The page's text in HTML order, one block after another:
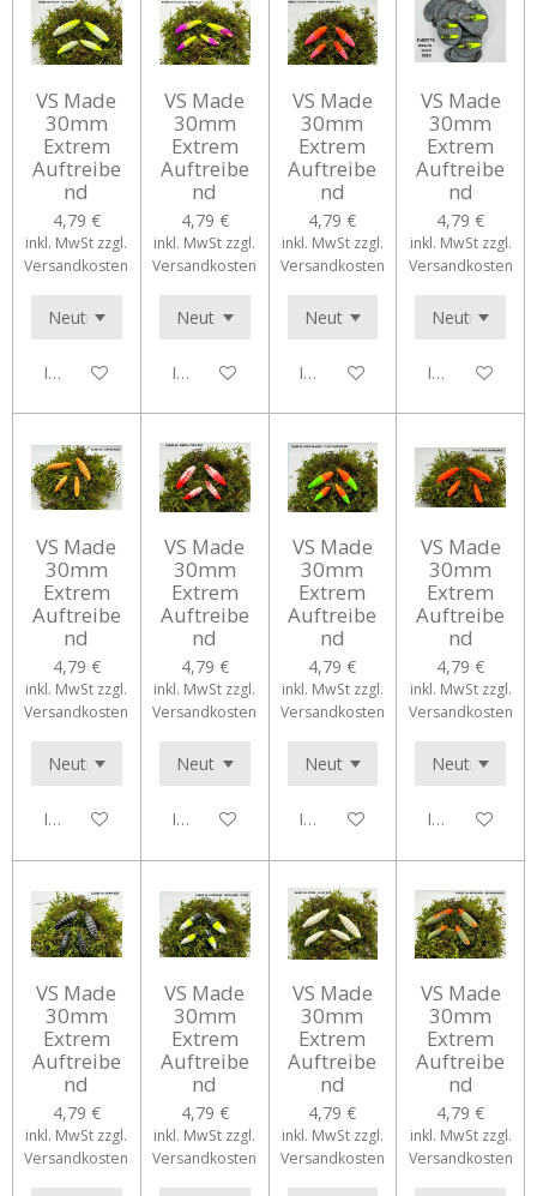
VS Made
30mm
Extrem
Auftreibe
nd
4,79 €
inkl. MwSt zzgl.
Versandkosten
In den Warenkorb
VS Made
30mm
Extrem
Auftreibe
nd
4,79 €
inkl. MwSt zzgl.
Versandkosten
In den Warenkorb
VS Made
30mm
Extrem
Auftreibe
nd
4,79 €
inkl. MwSt zzgl.
Versandkosten
In den Warenkorb
VS Made
30mm
Extrem
Auftreibe
nd
4,79 €
inkl. MwSt zzgl.
Versandkosten
In den
VS Made
30mm
Extrem
Auftreibe
nd
4,79 €
inkl. MwSt zzgl.
Versandkosten
In den Warenkorb
VS Made
30mm
Extrem
Auftreibe
nd
4,79 €
inkl. MwSt zzgl.
Versandkosten
In den Warenkorb
VS Made
30mm
Extrem
Auftreibe
nd
4,79 €
inkl. MwSt zzgl.
Versandkosten
In den Warenkorb
VS Made
30mm
Extrem
Auftreibe
nd
4,79 €
inkl. MwSt zzgl.
Versandkosten
In den
VS Made
30mm
Extrem
Auftreibe
nd
4,79 €
inkl. MwSt zzgl.
Versandkosten
VS Made
30mm
Extrem
Auftreibe
nd
4,79 €
inkl. MwSt zzgl.
Versandkosten
VS Made
30mm
Extrem
Auftreibe
nd
4,79 €
inkl. MwSt zzgl.
Versandkosten
VS Made
30mm
Extrem
Auftreibe
nd
4,79 €
inkl. MwSt zzgl.
Versandkosten